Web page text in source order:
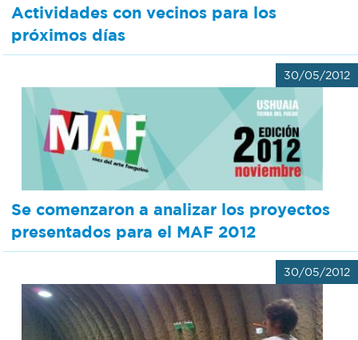
Actividades con vecinos para los
próximos días
30/05/2012
Se comenzaron a analizar los proyectos
presentados para el MAF 2012
30/05/2012